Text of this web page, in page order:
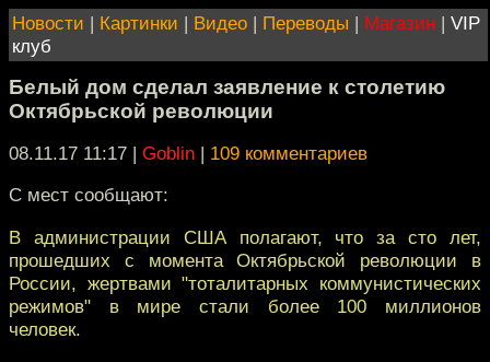
Новости | Картинки | Видео | Переводы | Магазин | VIP
клуб
Белый дом сделал заявление к столетию
Октябрьской революции
08.11.17 11:17 | Goblin | 109 комментариев
С мест сообщают:
В администрации США полагают, что за сто лет,
прошедших с момента Октябрьской революции в
России, жертвами "тоталитарных коммунистических
режимов" в мире стали более 100 миллионов
человек.